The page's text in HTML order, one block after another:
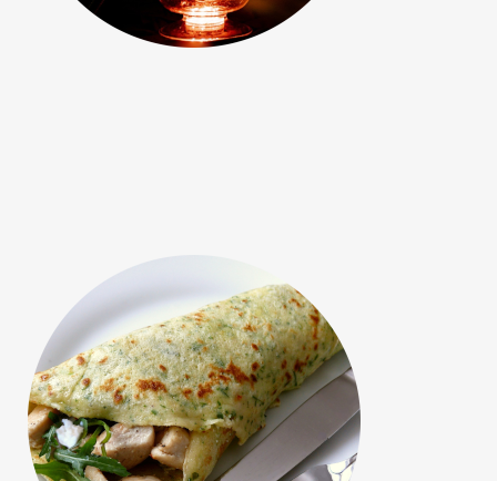
Nous préparons vos crêpes et paninis
sur place suivant vos goûts et votre
appétit.